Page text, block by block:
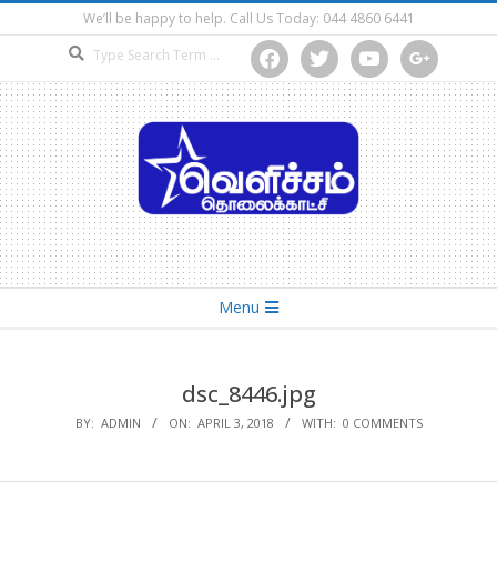
to
We’ll be happy to help. Call Us Today: 044 4860 6441
facebooktwitter youtube google
Menu
dsc_8446.jpg
BY: ADMIN ON: APRIL 3, 2018 WITH: 0 COMMENTS